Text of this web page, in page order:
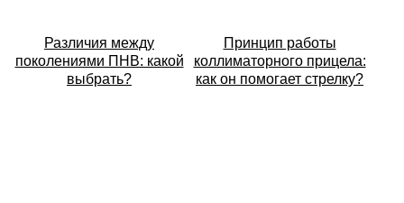
Различия между
поколениями ПНВ: какой
выбрать?
Принцип работы
коллиматорного прицела:
как он помогает стрелку?